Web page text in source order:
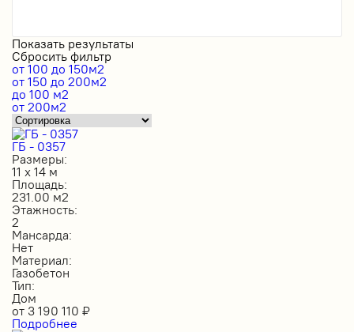
Показать результаты
Сбросить фильтр
от 100 до 150м2
от 150 до 200м2
до 100 м2
от 200м2
ГБ - 0357
Размеры:
11 х 14 м
Площадь:
231.00 м2
Этажность:
2
Мансарда:
Нет
Материал:
Газобетон
Тип:
Дом
от 3 190 110 ₽
Подробнее